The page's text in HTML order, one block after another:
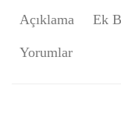
Açıklama Ek
Yorumlar